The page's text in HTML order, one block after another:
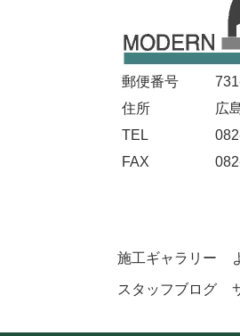
郵便番号
住所
広
TEL
FAX
施工ギャラリー
スタッフブログ